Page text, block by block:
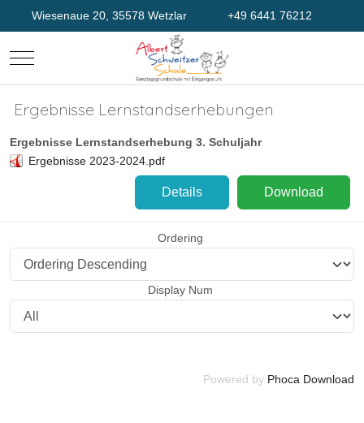
Wiesenaue 20, 35578 Wetzlar +49 6441 76212
Mobile Menu Toggle
Ergebnisse Lernstandserhebungen
Ergebnisse Lernstandserhebung 3. Schuljahr
Ergebnisse 2023-2024.pdf
Download
Details
Ordering
Display Num
Powered by Phoca Download